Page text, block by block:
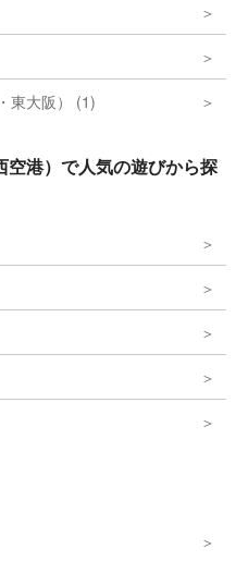
東大阪） (1)
空港）で人気の遊びから探